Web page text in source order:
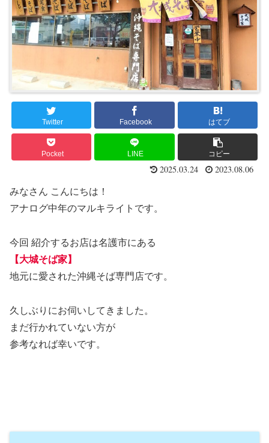
Twitter Facebook はてブ
Pocket LINE コピー
2025.03.24 2023.08.06
みなさん こんにちは！
アナログ中年のマルキライトです。
今回 紹介するお店は名護市にある
【大城そば家】
地元に愛された沖縄そば専門店です。
久しぶりにお伺いしてきました。
まだ行かれていない方が
参考なれば幸いです。